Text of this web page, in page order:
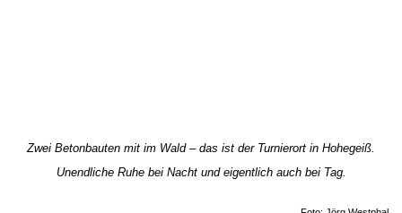
Zwei Betonbauten mit im Wald – das ist der Turnierort in Hohegeiß.
Unendliche Ruhe bei Nacht und eigentlich auch bei Tag.